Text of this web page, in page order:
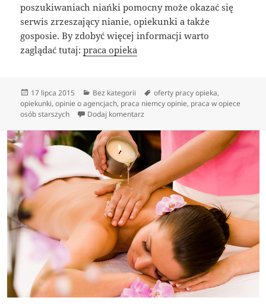
poszukiwaniach niańki pomocny może okazać się
serwis zrzeszający nianie, opiekunki a także
gosposie. By zdobyć więcej informacji warto
zaglądać tutaj:praca opieka
Data
publikacji
17 lipca 2015 Kategorie
Bez kategorii Tagi
oferty pracy opieka,
opiekunki,opinie o agencjach, praca niemcy opinie, praca w opiece
osób starszych
Dodaj komentarz